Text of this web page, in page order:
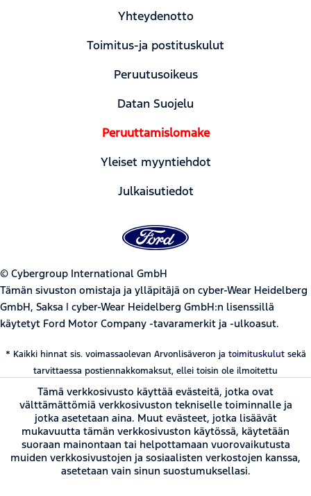
Yhteydenotto
Toimitus-ja postituskulut
Peruutusoikeus
Datan Suojelu
Peruuttamislomake
Yleiset myyntiehdot
Julkaisutiedot
© Cybergroup International GmbH
Tämän sivuston omistaja ja ylläpitäjä on cyber-Wear Heidelberg
GmbH, Saksa | cyber-Wear Heidelberg GmbH:n lisenssillä
käytetyt Ford Motor Company -tavaramerkit ja -ulkoasut.
* Kaikki hinnat sis. voimassaolevan Arvonlisäveron ja toimituskulutsekä
tarvittaessa postiennakkomaksut, ellei toisin ole ilmoitettu
Tämä verkkosivusto käyttää evästeitä, jotka ovat
välttämättömiä verkkosivuston tekniselle toiminnalle ja
jotka asetetaan aina. Muut evästeet, jotka lisäävät
mukavuutta tämän verkkosivuston käytössä, käytetään
suoraan mainontaan tai helpottamaan vuorovaikutusta
muiden verkkosivustojen ja sosiaalisten verkostojen kanssa,
asetetaan vain sinun suostumuksellasi.